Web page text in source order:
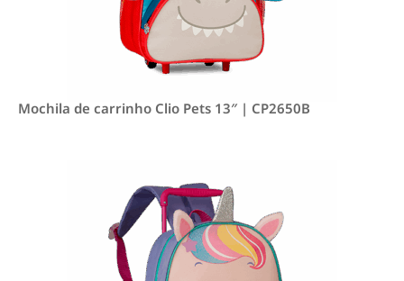
Mochila de carrinho Clio Pets 13″ | CP2650B